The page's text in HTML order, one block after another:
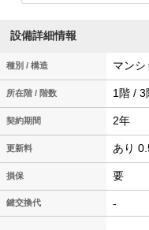
設備詳細情報
種別 / 構造 マン
所在階 / 階数 1階 / 3
契約期間 2年
更新料 あり
損保 要
鍵交換代 -